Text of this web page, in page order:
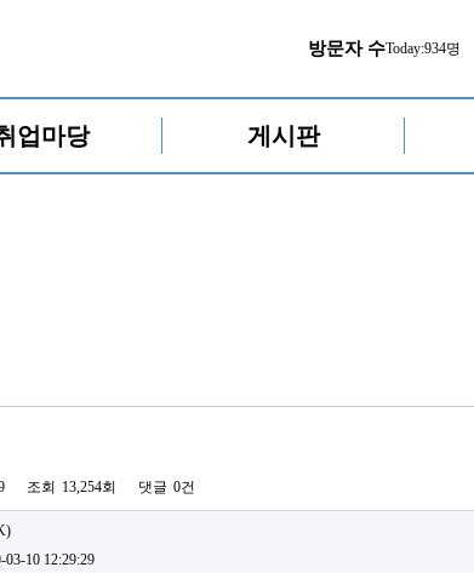
방문자 수Today:934명
업마당 게시판
조회 13,254회 댓글 0건
03-10 12:29:29